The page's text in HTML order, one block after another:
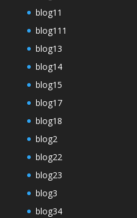
blog11
blog111
blog13
blog14
blog15
blog17
blog18
blog2
blog22
blog23
blog3
blog34